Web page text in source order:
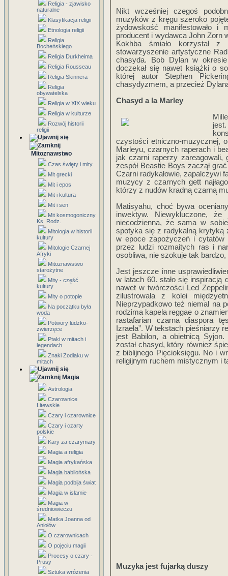
Religia - zjawisko
naturalne
Klasyfikacja religii
Etnologia religii
Religia
Bocheńskiego
Religia Durkheima
Religia Rousseau
Religia Skinnera
Religia
obywatelska
Religia w XIX wieku
Religia w kulturze
Rozwój historii
religii
Mitoznawstwo
Czas święty i mity
Mit grecki
Mit i epos
Mit i kultura
Mit i sen
Mit kosmogoniczny
Ks. Rodz.
Mitologia w historii
kultury
Mitologie Czarnej
Afryki
Mitoznawstwo
starożytne
Mity - część
kultury
Mity o potopie
Na początku była
woda
Potwory ludzko-
zwierzęce
Ptaki w mitach i
legendach
Znaki Zodiaku w
mitach
Magia
Astrologia
Czarownice
Litewskie
Czary i czarownice
Czary i czarty
polskie
Kary za czarymary
Magia a religia
Magia afrykańska
Magia babilońska
Magia podbija świat
Magia w islamie
Magia w
średniowieczu
Matka Joanna od
Aniołów
O czarownicach
O pojęciu magii
Procesy o czary -
Prusy
Sztuka wróżenia
Nikt wcześniej czegoś
muzyków z kręgu szeroko
żydowskość manifestowało i
producent i wydawca John Zorn
Kokhba śmiało korzystał z
stowarzyszenie artystyczne
chasyda. Bob Dylan w
doczekał się nawet książki o
której autor Stephen
chasydyzmem, a przecież
Chasyd a la Marley
czystości etniczno-muzycznej,
Marleyu, czarnych raperach i
jak czarni raperzy zareagowali,
zespół Beastie Boys zaczął
Czarni radykałowie, zapalczywi
muzycy z czarnych gett
którzy z nudów kradną czarną
Matisyahu, choć bywa
inwektyw. Niewykluczone,
niecodzienna, że sama w
spotyka się z radykalną krytyką
w epoce zapożyczeń i cytatów
przez ludzi rozmaitych ras i
osobliwa, nie szokuje tak
Jest jeszcze inne
w latach 60. stało się inspiracją
nawet w twórczości Led
zilustrowała z kolei
Nieprzypadkowo też niemal na
rodzima kapela reggae o
rastafarian czarna diaspora
Izraela”. W tekstach pieśniarzy
jest Babilon, a obietnicą
został chasyd, który również
z biblijnego Pięcioksięgu. No i
religijnym ruchem mistycznym i
Muzyka jest fujarką duszy